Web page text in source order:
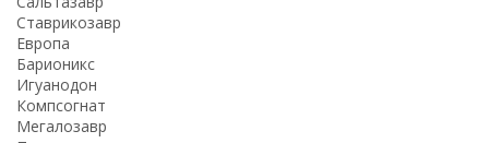
Ставрикозавр
Европа
Барионикс
Игуанодон
Компсогнат
Мегалозавр